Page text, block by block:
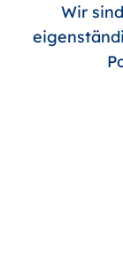
Wir